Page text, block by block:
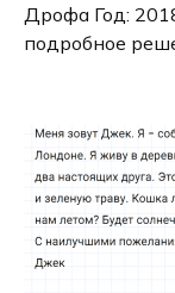
Дрофа Год:
подробное